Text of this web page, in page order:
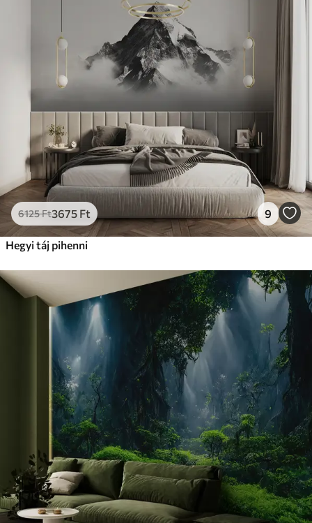
9499
Prémium vinil
1820810925 Ft/m²
Peel and Stick
2266613600Ft
6125Ft3675 Ft 9
Hegyi táj pihenni